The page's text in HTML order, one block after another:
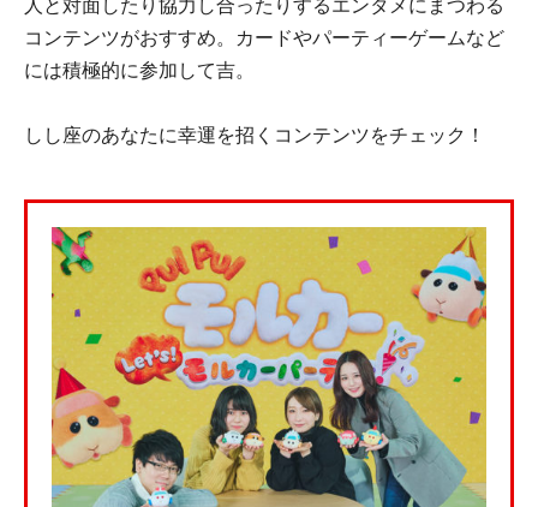
人と対面したり協力し合ったりするエンタメにまつわる
コンテンツがおすすめ。カードやパーティーゲームなど
には積極的に参加して吉。
しし座のあなたに幸運を招くコンテンツをチェック！